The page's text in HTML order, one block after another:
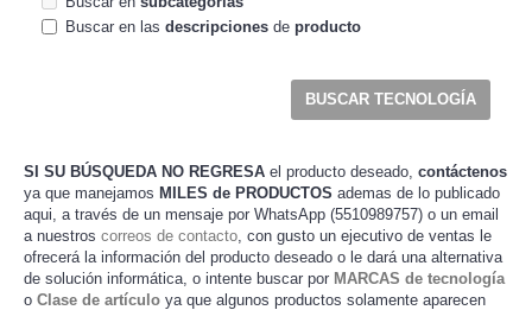
Buscar en las descripciones de producto
SI SU BÚSQUEDA NO REGRESA el producto deseado, contáctenos
ya que manejamos MILES de PRODUCTOS ademas de lo publicado
aqui, a través de un mensaje por WhatsApp (5510989757) o un email
a nuestros correos de contacto , con gusto un ejecutivo de ventas le
ofrecerá la información del producto deseado o le dará una alternativa
de solución informática, o intente buscar por MARCAS de tecnología
o Clase de artículo ya que algunos productos solamente aparecen